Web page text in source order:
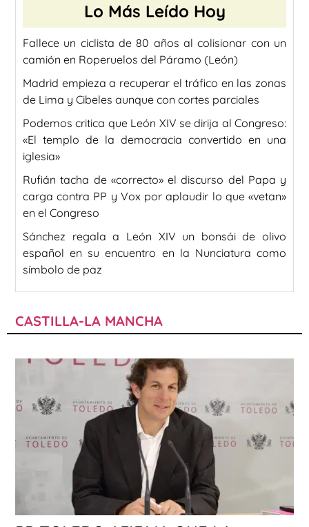
Lo Más Leído Hoy
Fallece un ciclista de 80 años al colisionar con un
camión en Roperuelos del Páramo (León)
Madrid empieza a recuperar el tráfico en las zonas
de Lima y Cibeles aunque con cortes parciales
Podemos critica que León XIV se dirija al Congreso:
«El templo de la democracia convertido en una
iglesia»
Rufián tacha de «correcto» el discurso del Papa y
carga contra PP y Vox por aplaudir lo que «vetan»
en el Congreso
Sánchez regala a León XIV un bonsái de olivo
español en su encuentro en la Nunciatura como
símbolo de paz
CASTILLA-LA MANCHA